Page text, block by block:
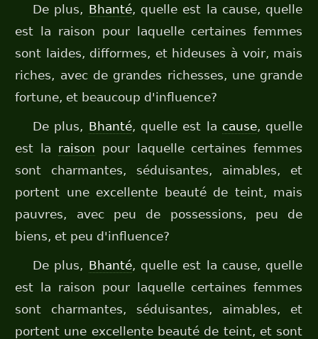
De plus, Bhanté, quelle est la cause, quelle
est la raison pour laquelle certaines femmes
sont laides, difformes, et hideuses à voir, mais
riches, avec de grandes richesses, une grande
fortune, et beaucoup d'influence?
De plus, Bhanté, quelle est la cause, quelle
est la raison pour laquelle certaines femmes
sont charmantes, séduisantes, aimables, et
portent une excellente beauté de teint, mais
pauvres, avec peu de possessions, peu de
biens, et peu d'influence?
De plus, Bhanté, quelle est la cause, quelle
est la raison pour laquelle certaines femmes
sont charmantes, séduisantes, aimables, et
portent une excellente beauté de teint, et sont